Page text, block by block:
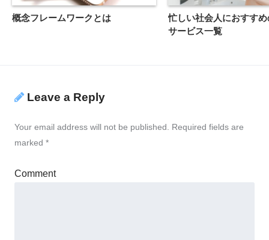
概念フレームワークとは
忙しい社会人におすす
サービス一覧
Leave a Reply
Your email address will not be published.
Required fields are
marked *
Comment